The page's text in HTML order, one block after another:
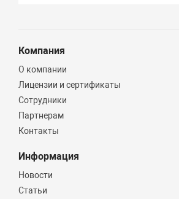
Компания
О компании
Лицензии и сертификаты
Сотрудники
Партнерам
Контакты
Информация
Новости
Статьи